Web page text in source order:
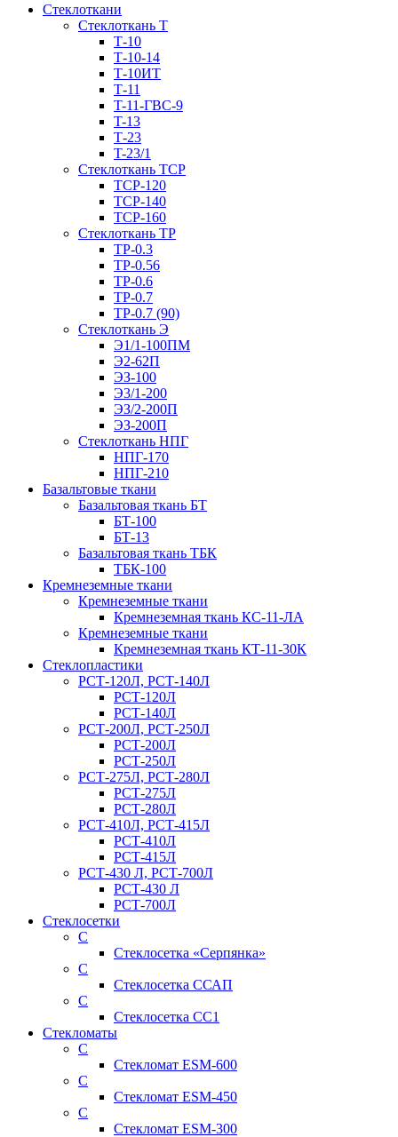
Стеклоткани
Стеклоткань Т
Т-10
Т-10-14
Т-10ИТ
Т-11
T-11-ГВС-9
T-13
Т-23
T-23/1
Стеклоткань ТСР
ТСР-120
ТСР-140
ТСР-160
Стеклоткань ТР
ТР-0.3
ТР-0.56
ТР-0.6
ТР-0.7
ТР-0.7 (90)
Стеклоткань Э
Э1/1-100ПМ
Э2-62П
ЭЗ-100
Э3/1-200
ЭЗ/2-200П
ЭЗ-200П
Стеклоткань НПГ
НПГ-170
НПГ-210
Базальтовые ткани
Базальтовая ткань БТ
БТ-100
БТ-13
Базальтовая ткань ТБК
ТБК-100
Кремнеземные ткани
Кремнеземные ткани
Кремнеземная ткань КС-11-ЛА
Кремнеземные ткани
Кремнеземная ткань КТ-11-30К
Стеклопластики
РСТ-120Л, РСТ-140Л
РСТ-120Л
РСТ-140Л
РСТ-200Л, РСТ-250Л
РСТ-200Л
РСТ-250Л
РСТ-275Л, РСТ-280Л
РСТ-275Л
РСТ-280Л
РСТ-410Л, РСТ-415Л
РСТ-410Л
РСТ-415Л
РСТ-430 Л, РСТ-700Л
РСТ-430 Л
РСТ-700Л
Стеклосетки
С
Стеклосетка «Серпянка»
С
Стеклосетка ССАП
С
Стеклосетка СС1
Стекломаты
С
Стекломат ESM-600
С
Стекломат ESM-450
С
Стекломат ESM-300